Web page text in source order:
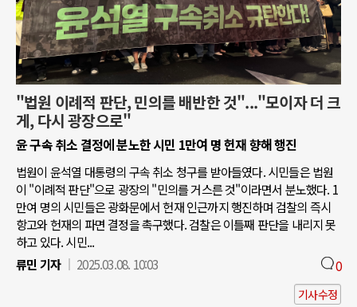
"법원 이례적 판단, 민의를 배반한 것"..."모이자 더 크
게, 다시 광장으로"
윤 구속 취소 결정에 분노한 시민 1만여 명 헌재 향해 행진
법원이 윤석열 대통령의 구속 취소 청구를 받아들였다. 시민들은 법원
이 "이례적 판단"으로 광장의 "민의를 거스른 것"이라면서 분노했다. 1
만여 명의 시민들은 광화문에서 헌재 인근까지 행진하며 검찰의 즉시
항고와 헌재의 파면 결정을 촉구했다. 검찰은 이틀째 판단을 내리지 못
하고 있다. 시민...
류민 기자
2025.03.08. 10:03 0
기사수정